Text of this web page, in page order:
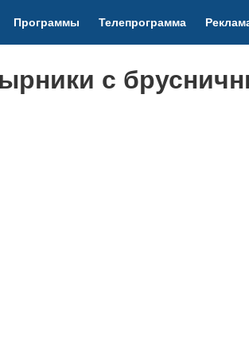
Программы Телепрограмма
с